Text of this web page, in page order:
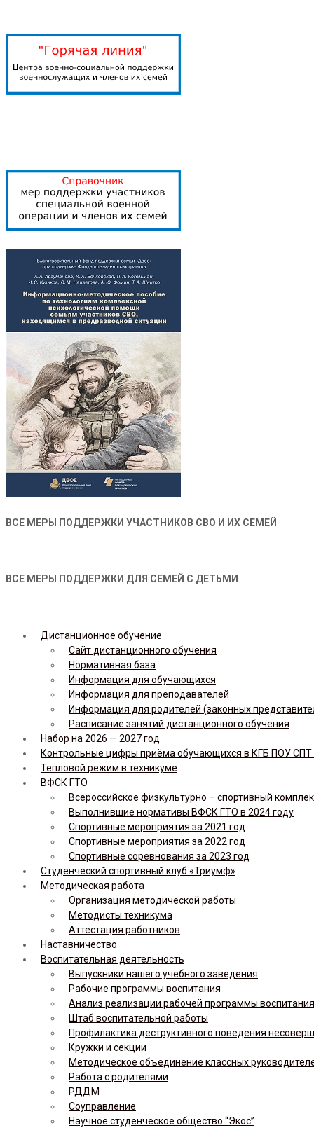
ВСЕ МЕРЫ ПОДДЕРЖКИ УЧАСТНИКОВ СВО И ИХ СЕМЕЙ
ВСЕ МЕРЫ ПОДДЕРЖКИ ДЛЯ СЕМЕЙ С ДЕТЬМИ
Дистанционное обучение
Сайт дистанционного обучения
Нормативная база
Информация для обучающихся
Информация для преподавателей
Информация для родителей (законных
Расписание занятий дистанционного обучения
Набор на 2026 — 2027 год
Контрольные цифры приёма обучающихся в КГБ ПОУ СПТ
Тепловой режим в техникуме
ВФСК ГТО
Всероссийское физкультурно – спортивный
Выполнившие нормативы ВФСК ГТО в 2024 году
Спортивные мероприятия за 2021 год
Спортивные мероприятия за 2022 год
Спортивные соревнования за 2023 год
Студенческий спортивный клуб «Триумф»
Методическая работа
Организация методической работы
Методисты техникума
Аттестация работников
Наставничество
Воспитательная деятельность
Выпускники нашего учебного заведения
Рабочие программы воспитания
Анализ реализации рабочей программы
Штаб воспитательной работы
Профилактика деструктивного поведения
Кружки и секции
Методическое объединение классных
Работа с родителями
РДДМ
Соуправление
Научное студенческое общество “Экос”